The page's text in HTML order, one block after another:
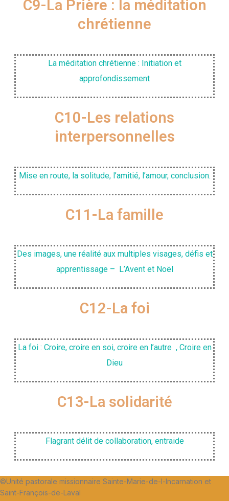
C9-La Prière : la méditation
chrétienne
La méditation chrétienne : Initiation et
approfondissement
C10-Les relations
interpersonnelles
Mise en route, la solitude, l’amitié, l’amour, conclusion.
C11-La famille
Des images, une réalité aux multiples visages, défis et
apprentissage – L’Avent et Noël
C12-La foi
La foi : Croire, croire en soi, croire en l’autre , Croire en
Dieu
C13-La solidarité
Flagrant délit de collaboration, entraide
©Unité pastorale missionnaire Sainte-Marie-de-l-Incarnation et
Saint-François-de-Laval